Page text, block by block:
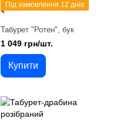
Під замовлення 12 днів
Табурет "Ротен", бук
1 049 грн/шт.
Купити